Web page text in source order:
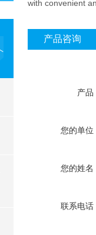
with convenient
产品咨询
产品
您的单位
您的姓名
联系电话